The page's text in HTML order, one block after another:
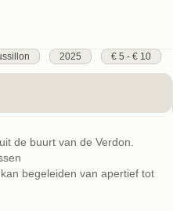
2025 € 5 - € 10
de buurt van de Verdon.
begeleiden van apertief tot